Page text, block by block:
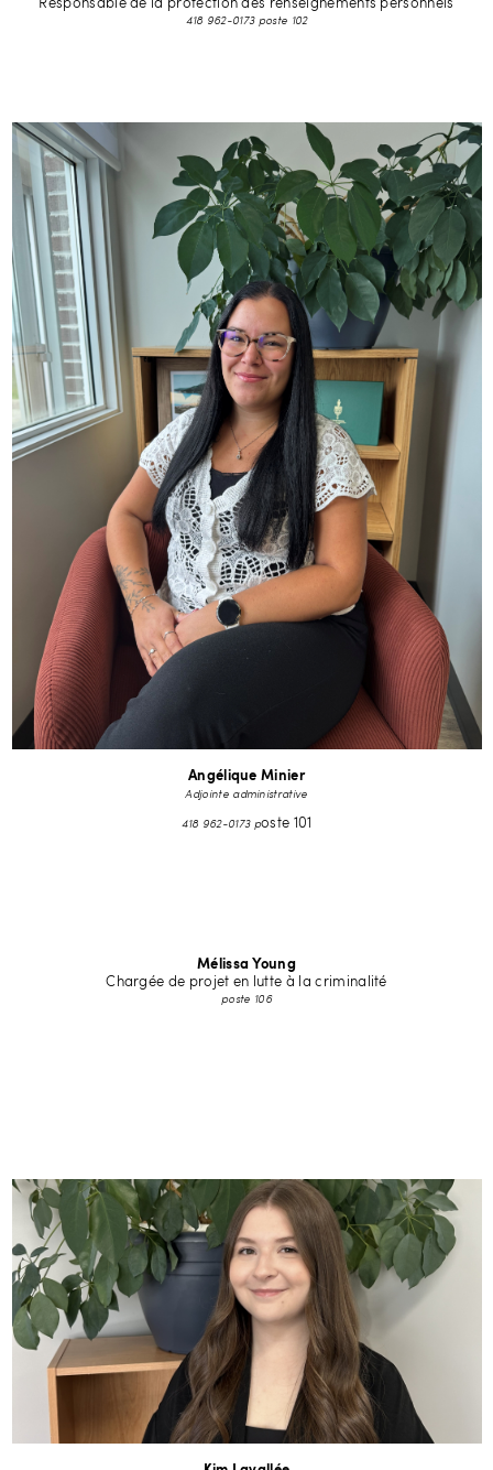
Responsable de la protection des renseignements personnels
418 962-0173 poste 102
Angélique Minier
Adjointe administrative
418 962-0173 poste 101
Mélissa Young
Chargée de projet en lutte à la criminalité
poste 106